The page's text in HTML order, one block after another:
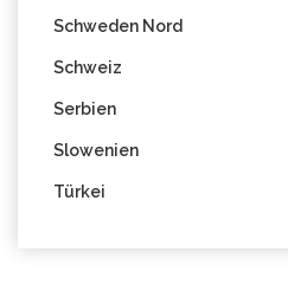
Schweden Nord
Schweiz
Serbien
Slowenien
Türkei